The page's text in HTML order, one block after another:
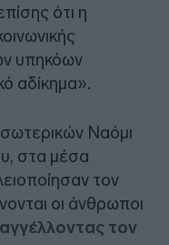
ότι η
υπηκόων
αδίκημα».
Ναόμι
στα μέσα
τον
οι άνθρωποι
τον